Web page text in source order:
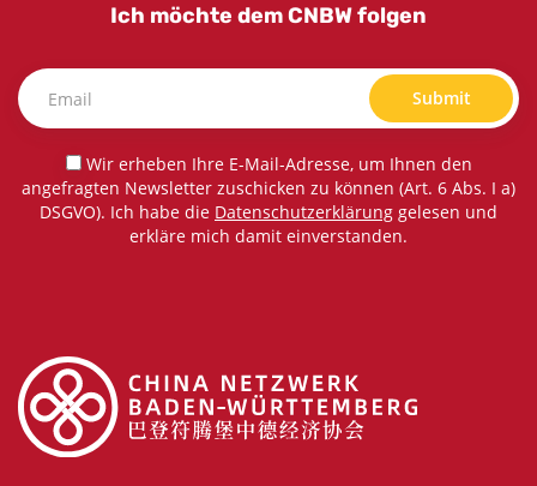
Ich möchte dem CNBW folgen
Submit
Wir erheben Ihre E-Mail-Adresse, um Ihnen den
angefragten Newsletter zuschicken zu können (Art. 6 Abs. I a)
DSGVO). Ich habe die Datenschutzerklärung gelesen und
erkläre mich damit einverstanden.